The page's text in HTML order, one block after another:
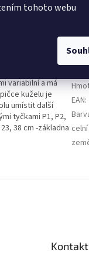
tohoto webu
vytvoření
variabilní a má
kuželu je
umístit další
tyčkami P1, P2,
38 cm -základna
EAN:
Kontakt